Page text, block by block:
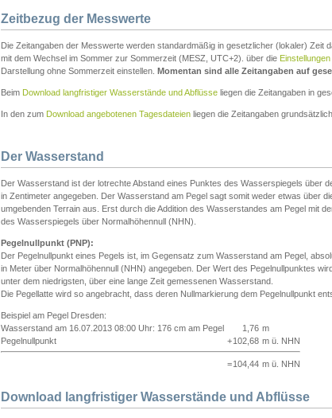
Zeitbezug der Messwerte
Die Zeitangaben der Messwerte werden standardmäßig in gesetzlicher (lokaler) Zeit
mit dem Wechsel im Sommer zur Sommerzeit (MESZ, UTC+2). über die Einstellungen
Darstellung ohne Sommerzeit einstellen. Momentan sind alle Zeitangaben auf
Beim Download langfristiger Wasserstände und Abflüsse liegen die Zeitangaben in
In den zum Download angebotenen Tagesdateien liegen die Zeitangaben
Der Wasserstand
Der Wasserstand ist der lotrechte Abstand eines Punktes des Wasserspiegels über
in Zentimeter angegeben. Der Wasserstand am Pegel sagt somit weder etwas über
umgebenden Terrain aus. Erst durch die Addition des Wasserstandes am Pegel mit
des Wasserspiegels über Normalhöhennull (NHN).
Pegelnullpunkt (PNP):
Der Pegelnullpunkt eines Pegels ist, im Gegensatz zum Wasserstand am Pegel,
in Meter über Normalhöhennull (NHN) angegeben. Der Wert des Pegelnullpunktes
unter dem niedrigsten, über eine lange Zeit gemessenen Wasserstand.
Die Pegellatte wird so angebracht, dass deren Nullmarkierung dem Pegelnullpunkt
Beispiel am Pegel Dresden:
Wasserstand am 16.07.2013 08:00 Uhr: 176 cm am Pegel
1,76 m
Pegelnullpunkt
+102,68 m ü. NHN
=104,44 m ü. NHN
Download langfristiger Wasserstände und Abflüsse